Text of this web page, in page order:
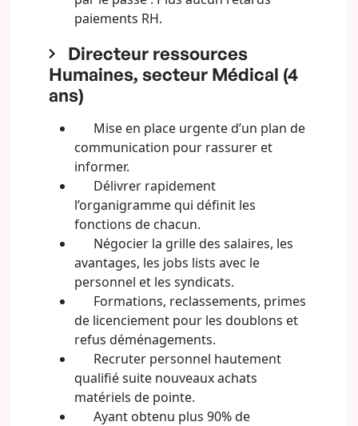
paiements RH.
Directeur ressources
Humaines, secteur Médical (4
ans)
Mise en place urgente d’un plan de
communication pour rassurer et
informer.
Délivrer rapidement
l’organigramme qui définit les
fonctions de chacun.
Négocier la grille des salaires, les
avantages, les jobs lists avec le
personnel et les syndicats.
Formations, reclassements, primes
de licenciement pour les doublons et
refus déménagements.
Recruter personnel hautement
qualifié suite nouveaux achats
matériels de pointe.
Ayant obtenu plus 90% de